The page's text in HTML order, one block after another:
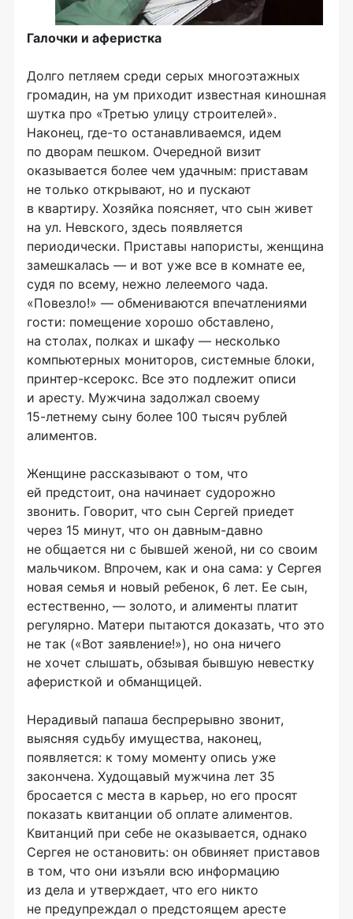
Галочки и аферистка
Долго петляем среди серых многоэтажных
громадин, на ум приходит известная киношная
шутка про «Третью улицу строителей».
Наконец, где-то останавливаемся, идем
по дворам пешком. Очередной визит
оказывается более чем удачным: приставам
не только открывают, но и пускают
в квартиру. Хозяйка поясняет, что сын живет
на ул. Невского, здесь появляется
периодически. Приставы напористы, женщина
замешкалась — и вот уже все в комнате ее,
судя по всему, нежно лелеемого чада.
«Повезло!» — обмениваются впечатлениями
гости: помещение хорошо обставлено,
на столах, полках и шкафу — несколько
компьютерных мониторов, системные блоки,
принтер-ксерокс. Все это подлежит описи
и аресту. Мужчина задолжал своему
15-летнему сыну более 100 тысяч рублей
алиментов.
Женщине рассказывают о том, что
ей предстоит, она начинает судорожно
звонить. Говорит, что сын Сергей приедет
через 15 минут, что он давным-давно
не общается ни с бывшей женой, ни со своим
мальчиком. Впрочем, как и она сама: у Сергея
новая семья и новый ребенок, 6 лет. Ее сын,
естественно, — золото, и алименты платит
регулярно. Матери пытаются доказать, что это
не так («Вот заявление!»), но она ничего
не хочет слышать, обзывая бывшую невестку
аферисткой и обманщицей.
Нерадивый папаша беспрерывно звонит,
выясняя судьбу имущества, наконец,
появляется: к тому моменту опись уже
закончена. Худощавый мужчина лет 35
бросается с места в карьер, но его просят
показать квитанции об оплате алиментов.
Квитанций при себе не оказывается, однако
Сергея не остановить: он обвиняет приставов
в том, что они изъяли всю информацию
из дела и утверждает, что его никто
не предупреждал о предстоящем аресте